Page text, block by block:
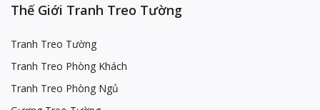
Thế Giới Tranh Treo Tường
Tranh Treo Tường
Tranh Treo Phòng Khách
Tranh Treo Phòng Ngủ